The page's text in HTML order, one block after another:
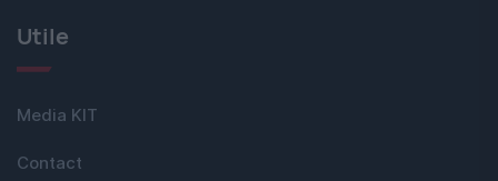
Utile
Media KIT
Contact